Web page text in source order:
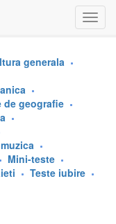
generala
de geografie
Mini-teste
Teste iubire